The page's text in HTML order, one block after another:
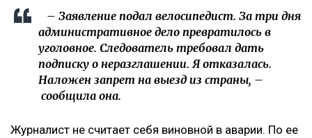
– Заявление подал велосипедист. За три дня
административное дело превратилось в
уголовное. Следователь требовал дать
подписку о неразглашении. Я отказалась.
Наложен запрет на выезд из страны, –
сообщила она.
Журналист не считает себя виновной в аварии. По ее